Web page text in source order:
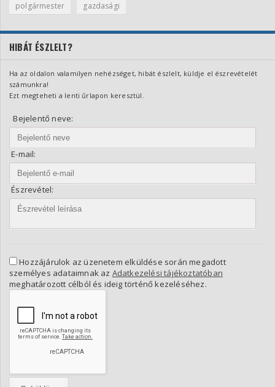
polgármester
gazdasági
HIBÁT ÉSZLELT?
Ha az oldalon valamilyen nehézséget, hibát észlelt, küldje el észrevételét
számunkra!
Ezt megteheti a lenti űrlapon keresztül.
Bejelentő neve:
E-mail:
Észrevétel:
Hozzájárulok az üzenetem elküldése során megadott
személyes adataimnak az Adatkezelési tájékoztatóban
meghatározott célból és ideig történő kezeléséhez.